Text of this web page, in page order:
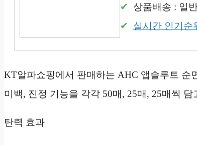
상품배송 : 일
실시간 인기순
KT알파쇼핑에서 판매하는 AHC 앱솔루트 순
미백, 진정 기능을 각각 50매, 25매, 25매씩 담
탄력 효과